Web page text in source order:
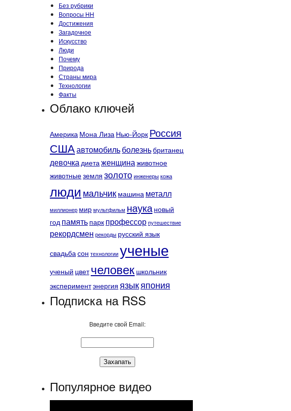
Без рубрики
Вопросы HH
Достижения
Загадочное
Искусство
Люди
Почему
Природа
Страны мира
Технологии
Факты
Облако ключей
Америка Мона Лиза Нью-Йорк Россия
СШАавтомобильболезньбританец
девочка диета женщина животное
животныеземля золото инженеры кожа
люди мальчик машина металл
миллионер мир мультфильм наука новый
год память парк профессор путешествие
рекордсмен рекорды русский язык
свадьба сон технологии ученые
ученый цвет человек школьник
экспериментэнергия языкяпония
Подписка на RSS
Введите свой Email:
Популярное видео